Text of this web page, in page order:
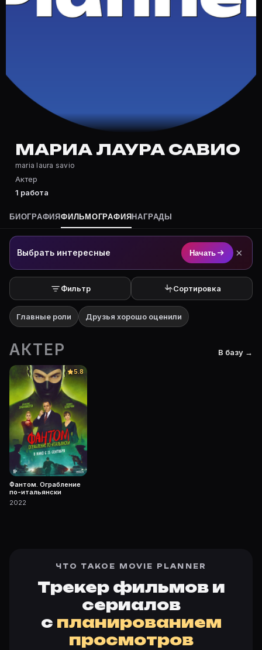
Частые вопросы о Мариа Лаура
Полный список — на Movie Planner: https://movie-
Кто такой(ая) Мариа Лаура Савио?
Мариа Лаура Савио — Актриса. Биография и роли
Где открыть фильмографию Мариа Лаура Савио?
На Movie Planner: https://movie-planner.ru/s/
МАРИА ЛАУРА САВИО
maria laura savio
Актер
1 работа
БИОГРАФИЯФИЛЬМОГРАФИЯ НАГРАДЫ
Выбрать интересные Начать ×
Фильтр Сортировка
Главные роли Друзья хорошо оценили
АКТЕР В базу →
5.8
Фантом. Ограбление
по-итальянски
2022
ЧТО ТАКОЕ MOVIE PLANNER
Трекер фильмов и
сериалов
с планированием
просмотров